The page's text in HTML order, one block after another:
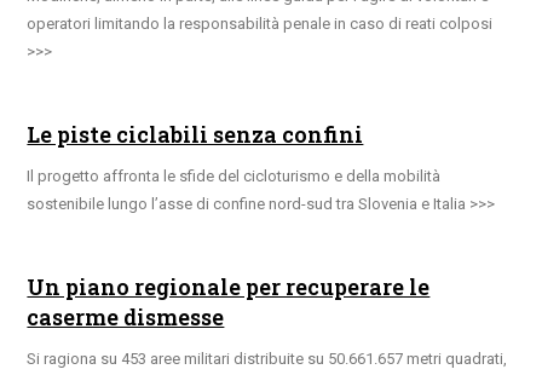
operatori limitando la responsabilità penale in caso di reati colposi
Le piste ciclabili senza confini
Il progetto affronta le sfide del cicloturismo e della mobilità
sostenibile lungo l’asse di confine nord-sud tra Slovenia e Italia
Un piano regionale per recuperare le
caserme dismesse
Si ragiona su 453 aree militari distribuite su 50.661.657 metri quadrati,